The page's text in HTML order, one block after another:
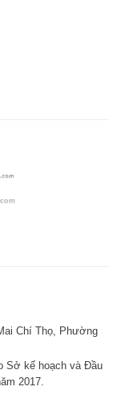
Chí Thọ, Phường
Sở kế hoạch và Đầu
2017.